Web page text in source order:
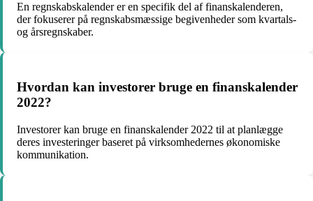
En regnskabskalender er en specifik del af finanskalenderen,
der fokuserer på regnskabsmæssige begivenheder som kvartals-
og årsregnskaber.
Hvordan kan investorer bruge en finanskalender
2022?
Investorer kan bruge en finanskalender 2022 til at planlægge
deres investeringer baseret på virksomhedernes økonomiske
kommunikation.